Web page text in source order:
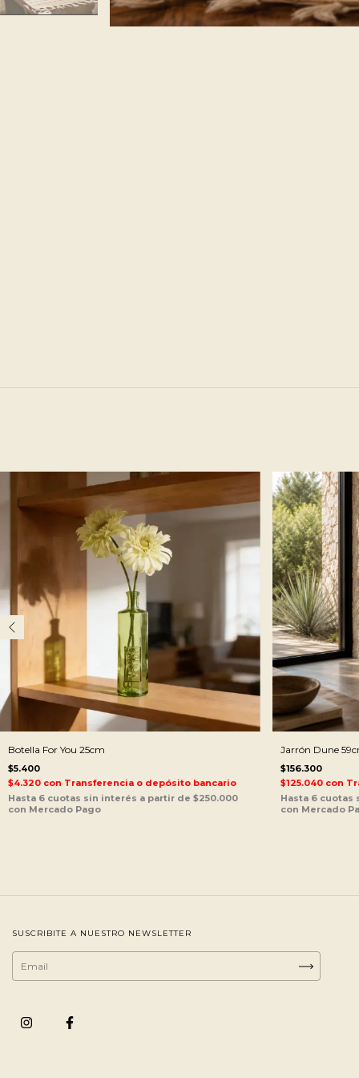
Botella For You 25cm
$5.400
$4.320 con Transferencia o depósito bancario
Jarrón Dune
$156.300
$125.040 con
SUSCRIBITE A NUESTRO NEWSLETTER